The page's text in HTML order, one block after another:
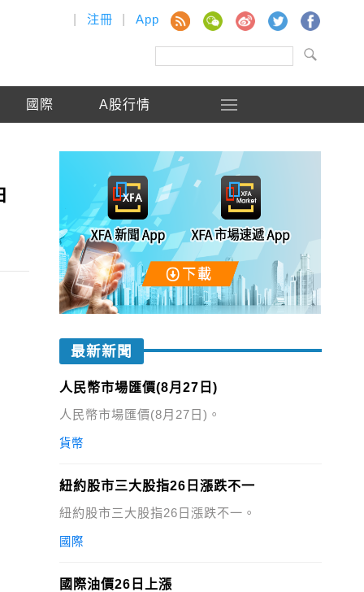
注冊 App
國際 A股行情
最新新聞
人民幣市場匯價(8月27日)
人民幣市場匯價(8月27日)。
貨幣
紐約股市三大股指26日漲跌不一
紐約股市三大股指26日漲跌不一。
國際
國際油價26日上漲